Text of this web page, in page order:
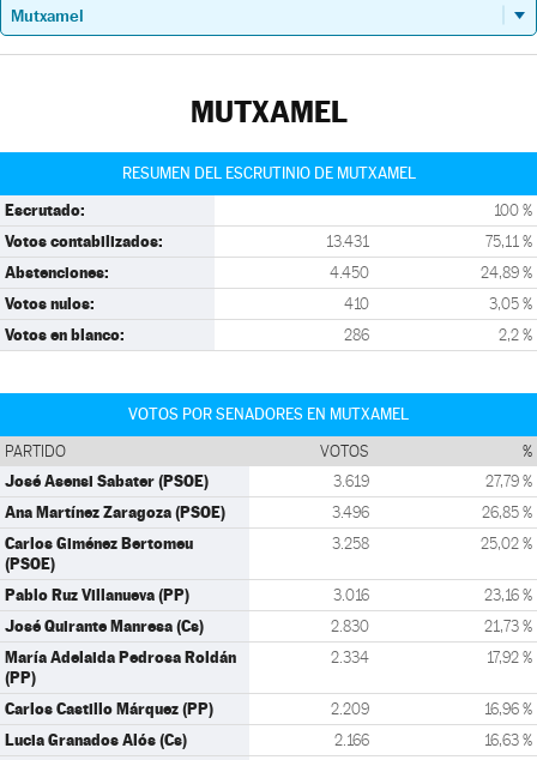
MUTXAMEL
RESUMEN DEL ESCRUTINIO DE MUTXAMEL
Escrutado: 100 %
Votos contabilizados: 13.431 75,11 %
Abstenciones: 4.450 24,89 %
Votos nulos: 410 3,05 %
Votos en blanco: 286 2,2 %
VOTOS POR SENADORES EN MUTXAMEL
PARTIDO VOTOS %
José Asensi Sabater (PSOE) 3.619 27,79 %
Ana Martínez Zaragoza (PSOE) 3.496 26,85 %
Carlos Giménez Bertomeu
(PSOE)
3.258 25,02 %
Pablo Ruz Villanueva (PP) 3.016 23,16 %
José Quirante Manresa (Cs) 2.830 21,73 %
María Adelaida Pedrosa Roldán
(PP)
2.334 17,92 %
Carlos Castillo Márquez (PP) 2.209 16,96 %
Lucia Granados Alós (Cs) 2.166 16,63 %